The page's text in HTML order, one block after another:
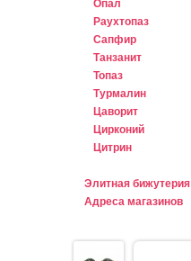
Раухтопаз
Сапфир
Танзанит
Топаз
Турмалин
Цаворит
Цирконий
Цитрин
Элитная бижутерия
Адреса магазинов